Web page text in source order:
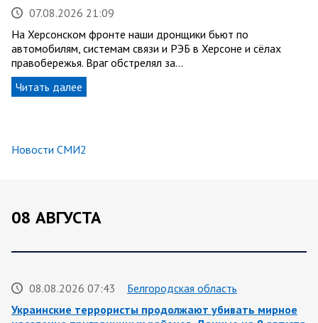
07.08.2026 21:09
На Херсонском фронте наши дронщики бьют по
автомобилям, системам связи и РЭБ в Херсоне и сёлах
правобережья. Враг обстрелял за…
Читать далее
Новости СМИ2
08 АВГУСТА
08.08.2026 07:43
Белгородская область
Украинские террористы продолжают убивать мирное